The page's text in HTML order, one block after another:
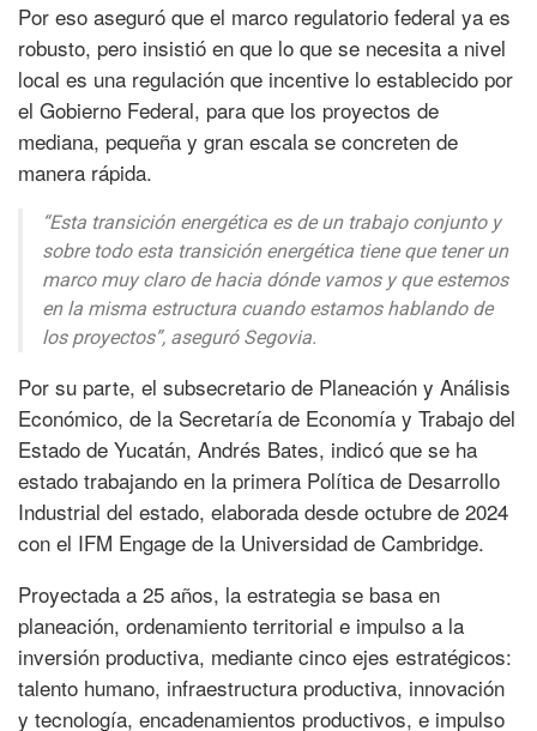
Por eso aseguró que el marco regulatorio federal ya es
robusto, pero insistió en que lo que se necesita a nivel
local es una regulación que incentive lo establecido por
el Gobierno Federal, para que los proyectos de
mediana, pequeña y gran escala se concreten de
manera rápida.
“Esta transición energética es de un trabajo conjunto y
sobre todo esta transición energética tiene que tener un
marco muy claro de hacia dónde vamos y que estemos
en la misma estructura cuando estamos hablando de
los proyectos”, aseguró Segovia.
Por su parte, el subsecretario de Planeación y Análisis
Económico, de la Secretaría de Economía y Trabajo del
Estado de Yucatán, Andrés Bates, indicó que se ha
estado trabajando en la primera Política de Desarrollo
Industrial del estado, elaborada desde octubre de 2024
con el IFM Engage de la Universidad de Cambridge.
Proyectada a 25 años, la estrategia se basa en
planeación, ordenamiento territorial e impulso a la
inversión productiva, mediante cinco ejes estratégicos:
talento humano, infraestructura productiva, innovación
y tecnología, encadenamientos productivos, e impulso